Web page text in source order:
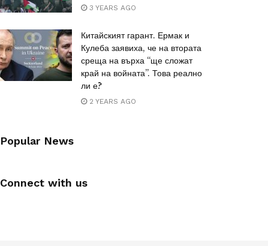
3 YEARS AGO
Китайският гарант. Ермак и
Кулеба заявиха, че на втората
среща на върха “ще сложат
край на войната”. Това реално
ли е?
2 YEARS AGO
Popular News
Connect with us